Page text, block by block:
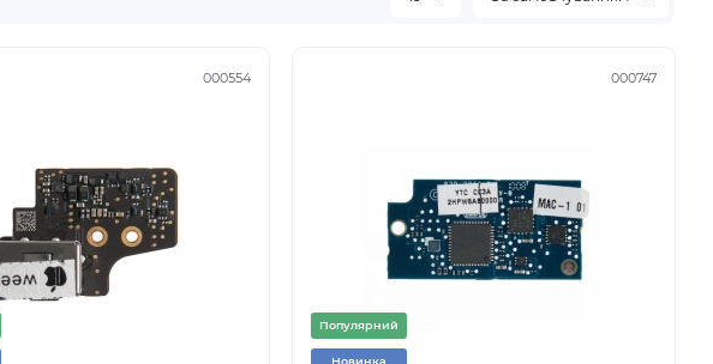
000554 000747
Популярний
Новинка